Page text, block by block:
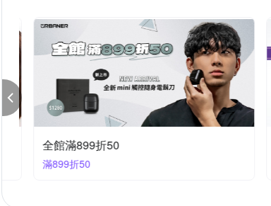
全館滿899折50
滿899折50